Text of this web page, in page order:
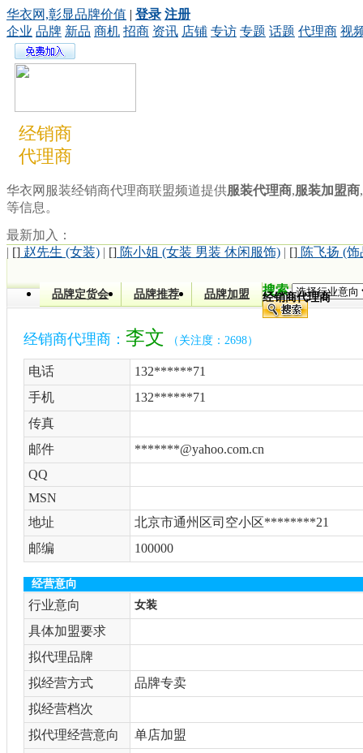
华衣网,彰显品牌价值 | 登录 注册
企业 品牌 新品 商机 招商 资讯 店铺 专访 专题 话题 代理商 视
经销商
代理商
华衣网服装经销商代理商联盟频道提供服装代理商, 服装加盟商,
等信息。
最新加入：
| [] 赵先生 (女装) | [] 陈小姐 (女装 男装 休闲服饰) | [] 陈飞扬 (
品牌定货会 品牌推荐 品牌加盟 搜索
经销商代理商
经销商代理商： 李文 （关注度：2698）
电话
132******71
手机
132******71
传真
邮件
*******@yahoo.com.cn
QQ
MSN
地址
北京市通州区司空小区********21
邮编
100000
经营意向
行业意向 女装
具体加盟要求
拟代理品牌
拟经营方式
品牌专卖
拟经营档次
拟代理经营意向
单店加盟